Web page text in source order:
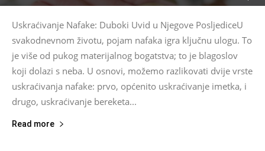
Uskraćivanje Nafake: Duboki Uvid u Njegove PosljediceU
svakodnevnom životu, pojam nafaka igra ključnu ulogu. To
je više od pukog materijalnog bogatstva; to je blagoslov
koji dolazi s neba. U osnovi, možemo razlikovati dvije vrste
uskraćivanja nafake: prvo, općenito uskraćivanje imetka, i
drugo, uskraćivanje bereketa...
Read more